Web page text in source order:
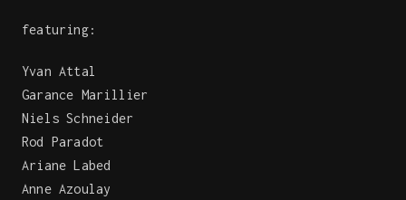
featuring:
Yvan Attal
Garance Marillier
Niels Schneider
Rod Paradot
Ariane Labed
Anne Azoulay